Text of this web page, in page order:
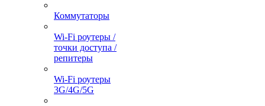
Коммутаторы
Wi-Fi роутеры /
точки доступа /
репитеры
Wi-Fi роутеры
3G/4G/5G